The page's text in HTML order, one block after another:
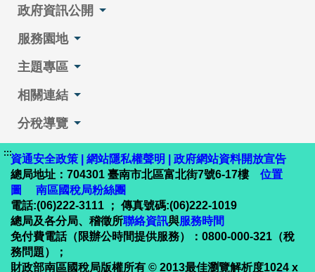
政府資訊公開
服務園地
主題專區
相關連結
分稅導覽
:::資通安全政策 網站隱私權聲明
政府網站資料開放宣告
總局地址：704301 臺南市北區富北街7號6-17樓
位置
圖
南區國稅局粉絲團
電話:(06)222-3111 ； 傳真號碼:(06)222-1019
總局及各分局、稽徵所聯絡資訊與服務時間
免付費電話（限辦公時間提供服務）：0800-000-321（稅
務問題）；
財政部南區國稅局版權所有 © 2013最佳瀏覽解析度1024 x